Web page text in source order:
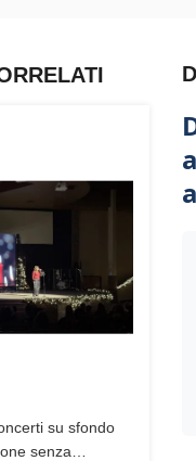
su sfondo
senza